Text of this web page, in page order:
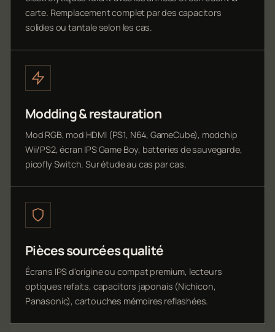
carte. Remplacement complet par des capacitors
solides ou tantale selon les cas.
Modding & restauration
Mod RGB, mod HDMI (PS1, N64, GameCube), modchip
Wii/PS2, écran IPS Game Boy, batteries de sauvegarde,
picofly Switch. Sur étude au cas par cas.
Pièces sourcées qualité
Écrans IPS d'origine ou compat premium, lecteurs
optiques refaits, capacitors japonais (Nichicon,
Panasonic), cartouches mémoires reflashées.